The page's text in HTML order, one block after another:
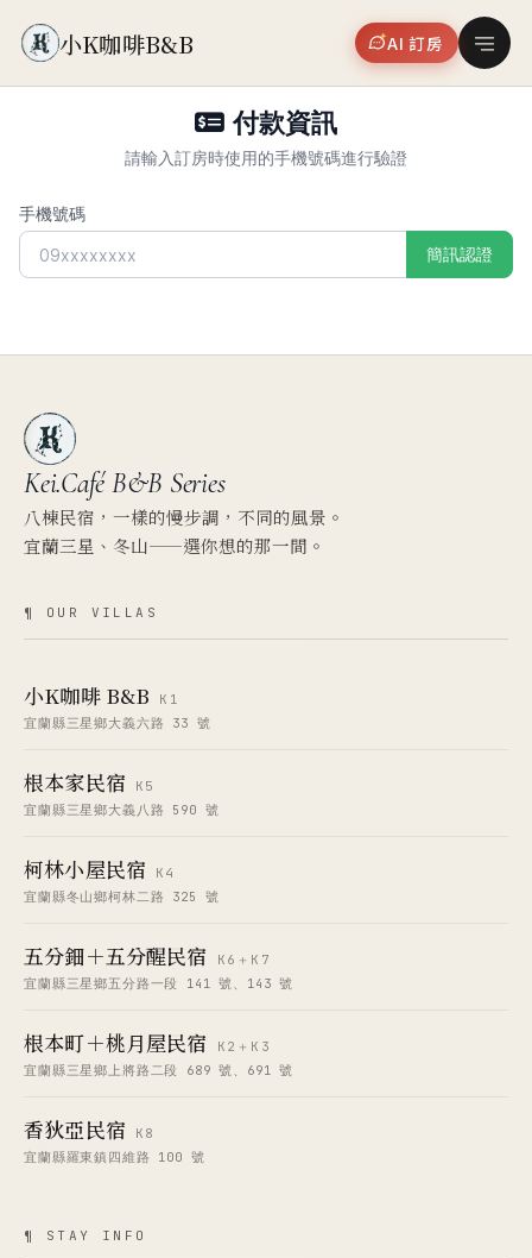
小K咖啡B&B AI 訂房
付款資訊
請輸入訂房時使用的手機號碼進行驗證
手機號碼
簡訊認證
Kei.CaféB&B Series
八棟民宿，一樣的慢步調，不同的風景。
宜蘭三星、冬山——選你想的那一間。
¶ OUR VILLAS
小K咖啡 B&B
K1
宜蘭縣三星鄉大義六路 33 號
根本家民宿
K5
宜蘭縣三星鄉大義八路 590 號
柯林小屋民宿
K4
宜蘭縣冬山鄉柯林二路 325 號
五分鈿＋五分醒民宿
K6＋K7
宜蘭縣三星鄉五分路一段 141 號、143 號
根本町＋桃月屋民宿
K2＋K3
宜蘭縣三星鄉上將路二段 689 號、691 號
香狄亞民宿
K8
宜蘭縣羅東鎮四維路 100 號
¶ STAY INFO